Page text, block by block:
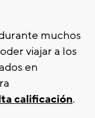
muchos
viajar a los
en
calificación.